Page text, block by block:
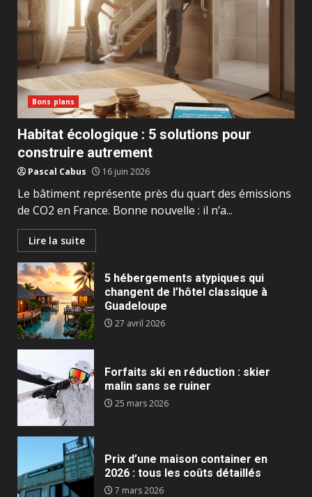
Bons plans
Habitat écologique : 5 solutions pour
construire autrement
Pascal Cabus 16 juin 2026
Le bâtiment représente près du quart des émissions
de CO2 en France. Bonne nouvelle : il n’a...
Lire la suite
5 hébergements atypiques qui
changent de l’hôtel classique à
Guadeloupe
27 avril 2026
Forfaits ski en réduction : skier
malin sans se ruiner
25 mars 2026
Prix d’une maison container en
2026 : tous les coûts détaillés
7 mars 2026